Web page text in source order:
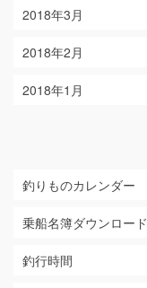
2018年3月
2018年2月
2018年1月
釣りものカレンダー
乗船名簿ダウンロード
釣行時間